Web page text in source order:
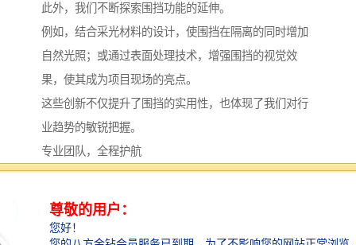
此外，我们不断探索围挡功能的延伸。
例如，结合采光材料的设计，使围挡在隔离的同时增加
自然光照；或通过表面处理技术，增强围挡的视觉效
果，使其成为项目现场的亮点。
这些创新不仅提升了围挡的实用性，也体现了我们对行
业趋势的敏锐把握。
专业团队，全程护航